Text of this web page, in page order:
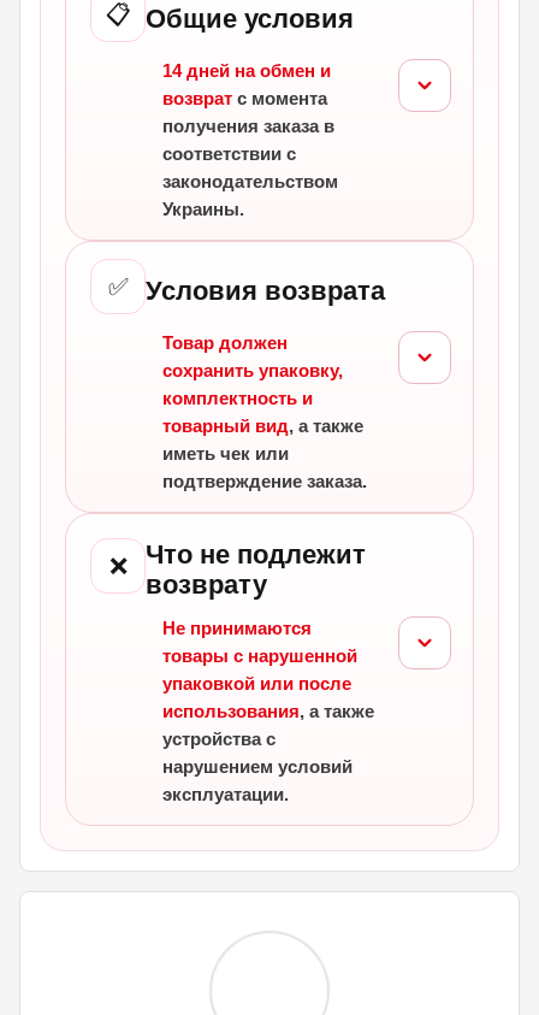
📋 Общие условия
14 дней на обмен и
возврат с момента
получения заказа в
соответствии с
законодательством
Украины.
✅ Условия возврата
Товар должен
сохранить упаковку,
комплектность и
товарный вид, а также
иметь чек или
подтверждение заказа.
❌
Что не подлежит
возврату
Не принимаются
товары с нарушенной
упаковкой или после
использования, а также
устройства с
нарушением условий
эксплуатации.